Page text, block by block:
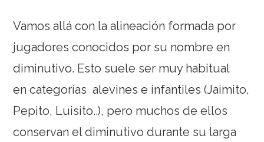
Vamos allá con la alineación formada por
jugadores conocidos por su nombre en
diminutivo. Esto suele ser muy habitual
en categorías alevines e infantiles (Jaimito,
Pepito, Luisito..), pero muchos de ellos
conservan el diminutivo durante su larga